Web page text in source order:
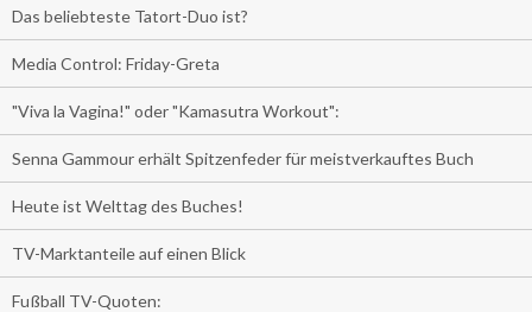
Das beliebteste Tatort-Duo ist?
Media Control: Friday-Greta
"Viva la Vagina!" oder "Kamasutra Workout":
Senna Gammour erhält Spitzenfeder für meistverkauftes Buch
Heute ist Welttag des Buches!
TV-Marktanteile auf einen Blick
Fußball TV-Quoten: